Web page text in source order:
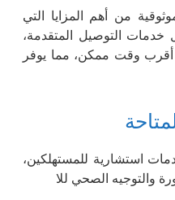
من أهم المزايا التي
خدمات التوصيل المتقدمة،
وقت ممكن، مما يوفر
استشارية للمستهلكين،
والتوجيه الصحي للا